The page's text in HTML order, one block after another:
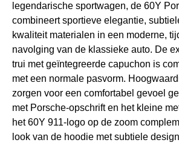
legendarische sportwagen, de 60Y
combineert sportieve elegantie,
kwaliteit materialen in een moderne,
navolging van de klassieke auto. De
trui met geïntegreerde capuchon is
met een normale pasvorm.
zorgen voor een comfortabel gevoel
met Porsche-opschrift en het kleine
het 60Y 911-logo op de zoom
look van de hoodie met subtiele